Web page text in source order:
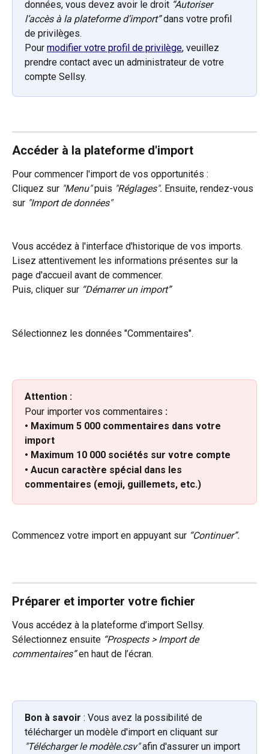
données, vous devez avoir le droit “Autoriser
l’accès à la plateforme d’import” dans votre profil
de privilèges.
Pour modifier votre profil de privilège, veuillez
prendre contact avec un administrateur de votre
compte Sellsy.
Accéder à la plateforme d'import
Pour commencer l'import de vos opportunités :
Cliquez sur "Menu" puis "Réglages". Ensuite, rendez-vous
sur "Import de données"
Vous accédez à l'interface d'historique de vos imports.
Lisez attentivement les informations présentes sur la
page d'accueil avant de commencer.
Puis, cliquer sur “Démarrer un import”
Sélectionnez les données "Commentaires".
Attention :
Pour importer vos commentaires :
• Maximum 5 000 commentaires dans votre
import
• Maximum 10 000 sociétés sur votre compte
• Aucun caractère spécial dans les
commentaires (emoji, guillemets, etc.)
Commencez votre import en appuyant sur “Continuer”.
Préparer et importer votre fichier
Vous accédez à la plateforme d’import Sellsy.
Sélectionnez ensuite “Prospects > Import de
commentaires” en haut de l’écran.
Bon à savoir : Vous avez la possibilité de
télécharger un modèle d'import en cliquant sur
"Télécharger le modèle.csv" afin d'assurer un import